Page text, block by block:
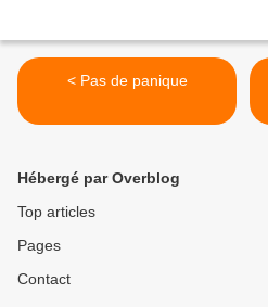
< Pas de panique
Hébergé par Overblog
Top articles
Pages
Contact